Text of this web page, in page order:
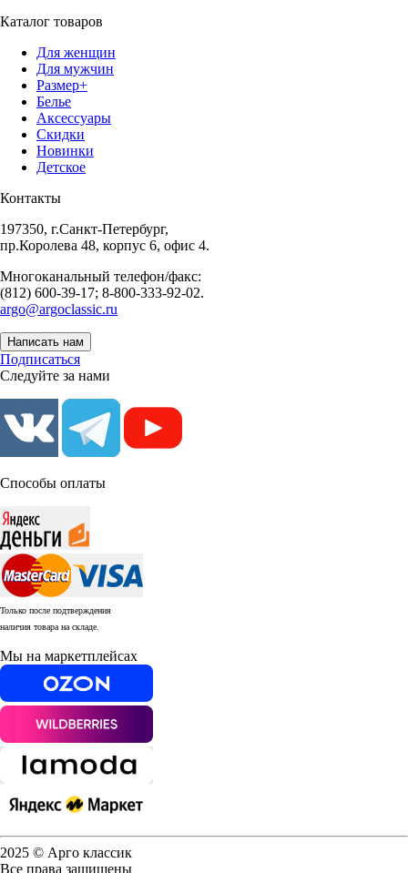
Каталог товаров
Для женщин
Для мужчин
Размер+
Белье
Аксессуары
Скидки
Новинки
Детское
Контакты
197350, г.Санкт-Петербург,
пр.Королева 48, корпус 6, офис 4.
Многоканальный телефон/факс:
(812) 600-39-17; 8-800-333-92-02.
argo@argoclassic.ru
Написать нам
Подписаться
Следуйте за нами
Способы оплаты
Только после подтверждения
наличия товара на складе.
Мы на маркетплейсах
2025 © Арго классик
Все права защищены